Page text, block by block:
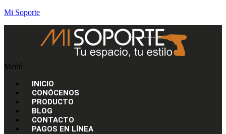
Mi Soporte
Menú
INICIO
CONÓCENOS
PRODUCTO
BLOG
CONTACTO
PAGOS EN LÍNEA